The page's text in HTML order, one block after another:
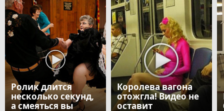
Ролик длится
несколько секунд,
а смеяться вы
Королева вагона
отожгла! Видео не
оставит